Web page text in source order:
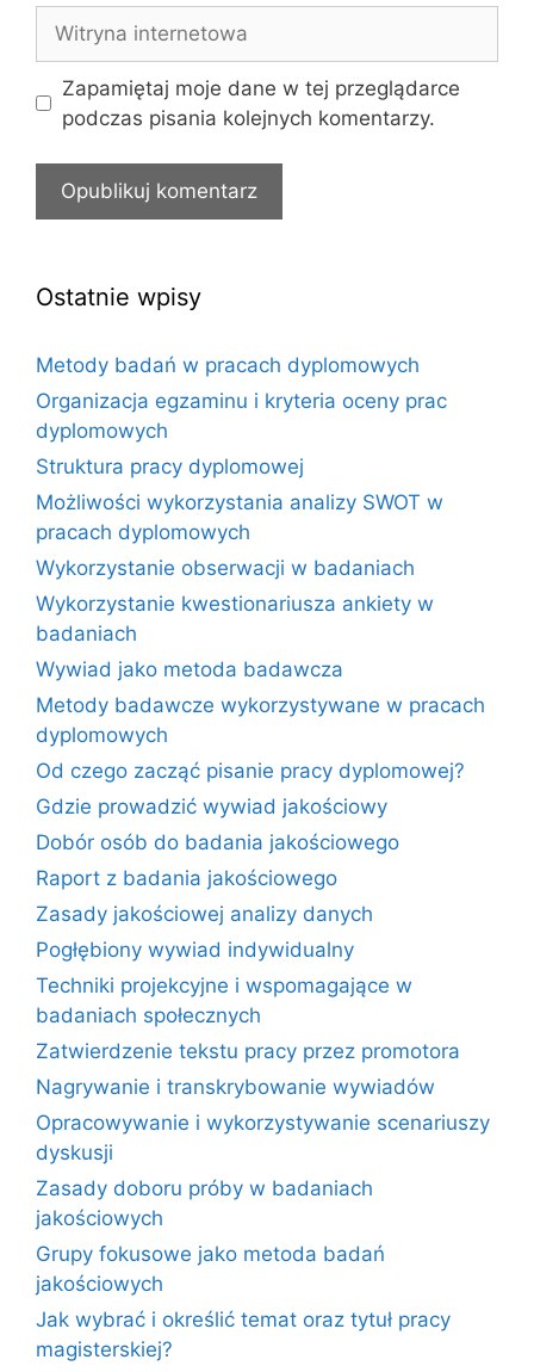
internetowa
Zapamiętaj moje dane w tej przeglądarce
podczas pisania kolejnych komentarzy.
Ostatnie wpisy
Metody badań w pracach dyplomowych
Organizacja egzaminu i kryteria oceny prac
dyplomowych
Struktura pracy dyplomowej
Możliwości wykorzystania analizy SWOT w
pracach dyplomowych
Wykorzystanie obserwacji w badaniach
Wykorzystanie kwestionariusza ankiety w
badaniach
Wywiad jako metoda badawcza
Metody badawcze wykorzystywane w pracach
dyplomowych
Od czego zacząć pisanie pracy dyplomowej?
Gdzie prowadzić wywiad jakościowy
Dobór osób do badania jakościowego
Raport z badania jakościowego
Zasady jakościowej analizy danych
Pogłębiony wywiad indywidualny
Techniki projekcyjne i wspomagające w
badaniach społecznych
Zatwierdzenie tekstu pracy przez promotora
Nagrywanie i transkrybowanie wywiadów
Opracowywanie i wykorzystywanie scenariuszy
dyskusji
Zasady doboru próby w badaniach
jakościowych
Grupy fokusowe jako metoda badań
jakościowych
Jak wybrać i określić temat oraz tytuł pracy
magisterskiej?